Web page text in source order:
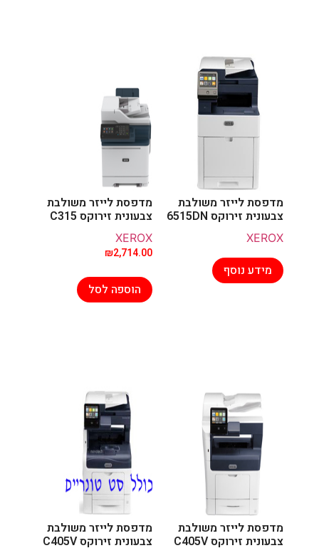
מדפסת לייזר משולבת
צבעונית זירוקס 6515DN
XEROX
מידע נוסף
מדפסת לייזר משולבת
צבעונית זירוקס C315
XEROX
₪2,714.00
הוספה לסל
מדפסת לייזר משולבת
צבעונית זירוקס C405V
מדפסת לייזר משולבת
צבעונית זירוקס C405V